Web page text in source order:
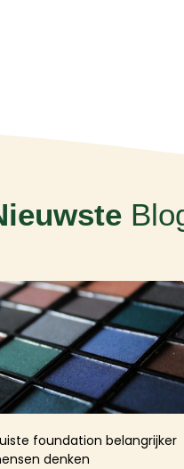
foundation belangrijker
denken